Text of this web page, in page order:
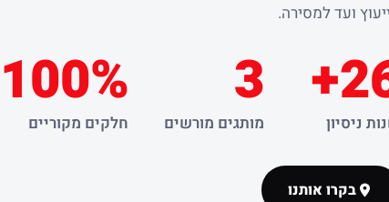
ועד למסירה.
ניסיון
3
מותגים מורשים
100%
חלקים מקוריים
בקרו אותנו